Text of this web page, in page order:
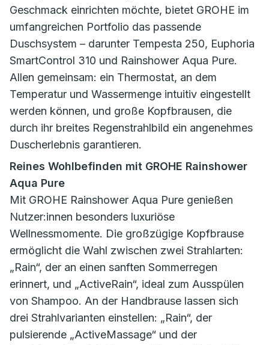
Geschmack einrichten möchte, bietet GROHE im
umfangreichen Portfolio das passende
Duschsystem – darunter Tempesta 250, Euphoria
SmartControl 310 und Rainshower Aqua Pure.
Allen gemeinsam: ein Thermostat, an dem
Temperatur und Wassermenge intuitiv eingestellt
werden können, und große Kopfbrausen, die
durch ihr breites Regenstrahlbild ein angenehmes
Duscherlebnis garantieren.
Reines Wohlbefinden mit GROHE Rainshower
Aqua Pure
Mit GROHE Rainshower Aqua Pure genießen
Nutzer:innen besonders luxuriöse
Wellnessmomente. Die großzügige Kopfbrause
ermöglicht die Wahl zwischen zwei Strahlarten:
„Rain“, der an einen sanften Sommerregen
erinnert, und „ActiveRain“, ideal zum Ausspülen
von Shampoo. An der Handbrause lassen sich
drei Strahlvarianten einstellen: „Rain“, der
pulsierende „ActiveMassage“ und der